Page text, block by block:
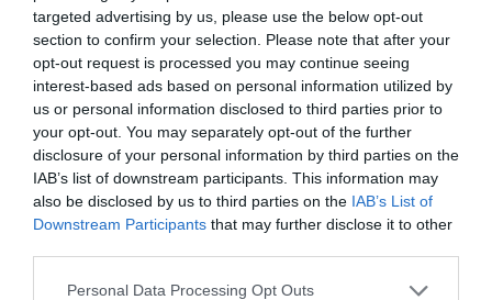
targeted advertising by us, please use the below opt-out
section to confirm your selection. Please note that after your
opt-out request is processed you may continue seeing
interest-based ads based on personal information utilized by
us or personal information disclosed to third parties prior to
your opt-out. You may separately opt-out of the further
disclosure of your personal information by third parties on the
IAB’s list of downstream participants. This information may
also be disclosed by us to third parties on the IAB’s List of
Downstream Participants that may further disclose it to other
Personal Data Processing Opt Outs